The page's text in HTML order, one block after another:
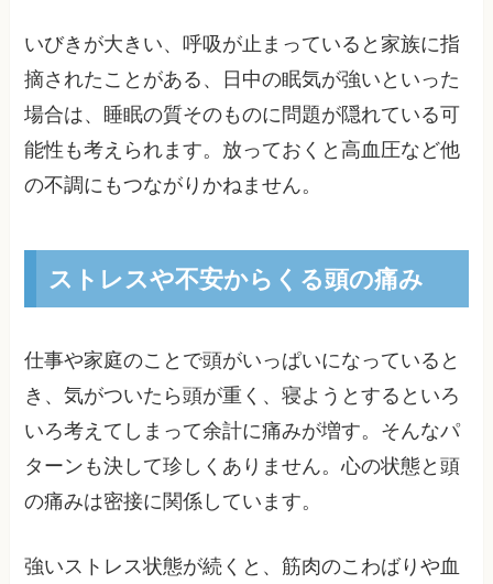
いびきが大きい、呼吸が止まっていると家族に指
摘されたことがある、日中の眠気が強いといった
場合は、睡眠の質そのものに問題が隠れている可
能性も考えられます。放っておくと高血圧など他
の不調にもつながりかねません。
ストレスや不安からくる頭の痛み
仕事や家庭のことで頭がいっぱいになっていると
き、気がついたら頭が重く、寝ようとするといろ
いろ考えてしまって余計に痛みが増す。そんなパ
ターンも決して珍しくありません。心の状態と頭
の痛みは密接に関係しています。
強いストレス状態が続くと、筋肉のこわばりや血